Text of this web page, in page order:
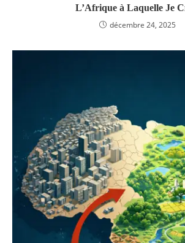
L’Afrique à Laquelle Je
décembre 24, 2025